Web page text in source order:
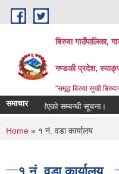
Skip to main content
बिरुवा गाउँपालिका,
गण्डकी प्रदेश,
"समृद्ध बिरुवा सुखी
समाचार
जम्मा गरिएको सम्बन्धी सूचना।
You are here
Home » १ नं. वडा कार्यालय